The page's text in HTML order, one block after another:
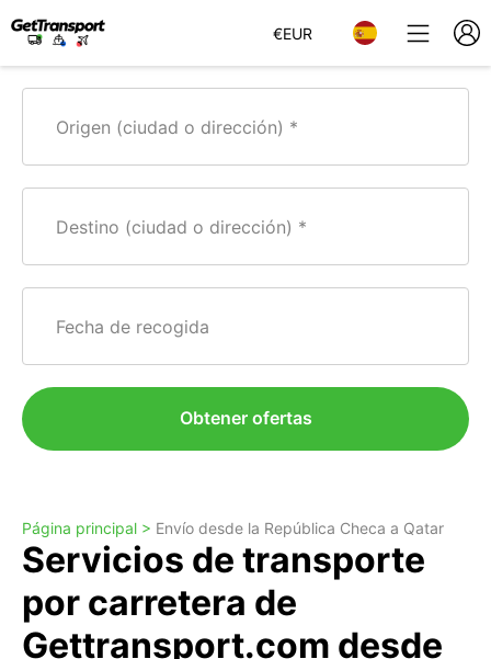
€EUR
Origen (ciudad o dirección)
Destino (ciudad o dirección)
Fecha de recogida
Obtener ofertas
Página principal > Envío desde la República Checa a Qatar
Servicios de transporte
por carretera de
Gettransport.com desde